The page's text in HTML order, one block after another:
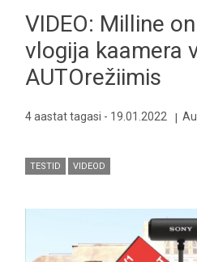
VIDEO: Milline
vlogija kaamera
AUTOrežiimis
4 aastat tagasi - 19.01.2022
TESTID VIDEOD